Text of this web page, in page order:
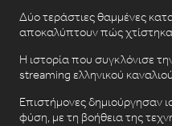
Δύο τεράστιες θαμμένες
αποκαλύπτουν πώς
Η ιστορία που συγκλόνισε
streaming ελληνικού καναλιού
Επιστήμονες δημιούργησαν
φύση, με τη βοήθεια της